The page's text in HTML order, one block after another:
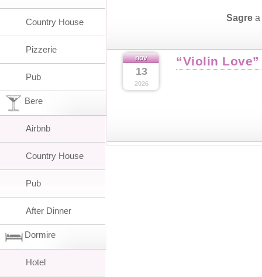
Sagre a
nov
13
2026
“Violin
Country House
Pizzerie
Pub
Bere
Airbnb
Country House
Pub
After Dinner
Dormire
Hotel